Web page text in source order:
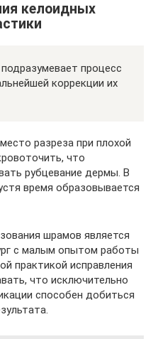
келоидных
процесс
коррекции их
разреза при плохой
что
рубцевание дермы. В
время образовывается
шрамов является
с малым опытом работы
практикой исправления
что исключительно
способен добиться